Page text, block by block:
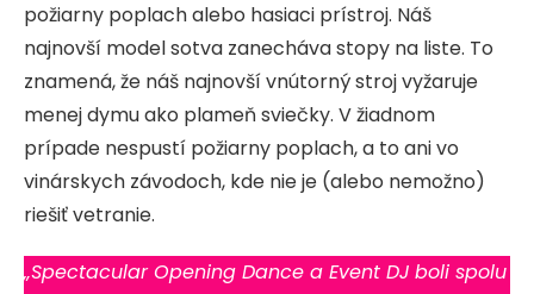
požiarny poplach alebo hasiaci prístroj. Náš
najnovší model sotva zanecháva stopy na liste. To
znamená, že náš najnovší vnútorný stroj vyžaruje
menej dymu ako plameň sviečky. V žiadnom
prípade nespustí požiarny poplach, a to ani vo
vinárskych závodoch, kde nie je (alebo nemožno)
riešiť vetranie.
„Spectacular Opening Dance a Event DJ boli spolu